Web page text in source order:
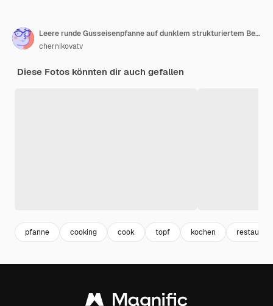
Leere runde Gusseisenpfanne auf dunklem strukturiertem Betonhintergrund
chernikovatv
Diese Fotos könnten dir auch gefallen
pfanne cooking cook topf kochen restaurant